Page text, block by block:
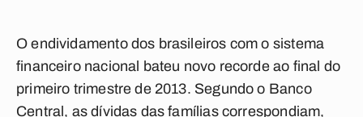
O endividamento dos brasileiros com o sistema
financeiro nacional bateu novo recorde ao final do
primeiro trimestre de 2013. Segundo o Banco
Central, as dívidas das famílias correspondiam,